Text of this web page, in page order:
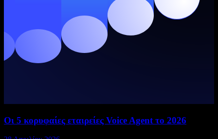
Οι 5 κορυφαίες εταιρείες Voice Agent το 2026